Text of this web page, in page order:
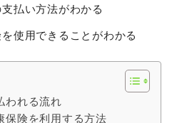
払い方法がわかる
使用できることがわかる
われる流れ
保険を利用する方法